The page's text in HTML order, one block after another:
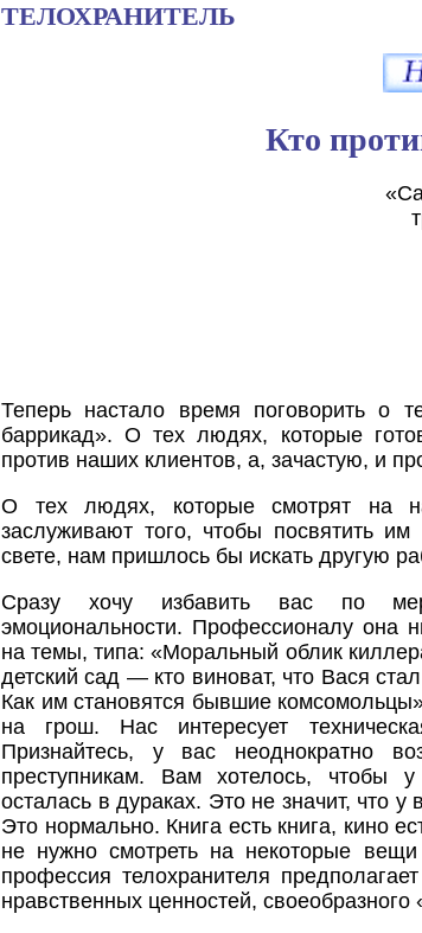
ТЕЛОХРАНИТЕЛЬ
Кто
Теперь настало время поговорить о
баррикад». О тех людях, которые
против наших клиентов, а, зачастую, и
О тех людях, которые смотрят на
заслуживают того, чтобы посвятить
свете, нам пришлось бы искать другую
Сразу хочу избавить вас по
эмоциональности. Профессионалу она
на темы, типа: «Моральный облик
детский сад — кто виноват, что Вася
Как им становятся бывшие
на грош. Нас интересует
Признайтесь, у вас неоднократно
преступникам. Вам хотелось, чтобы
осталась в дураках. Это не значит, что у
Это нормально. Книга есть книга, кино
не нужно смотреть на некоторые
профессия телохранителя
нравственных ценностей, своеобразного